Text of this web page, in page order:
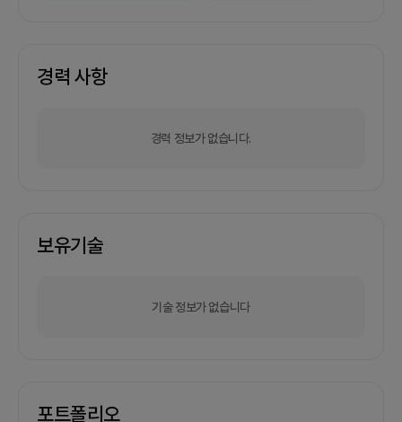
경력 사항
경력 정보가 없습니다.
보유기술
기술 정보가 없습니다
포트폴리오